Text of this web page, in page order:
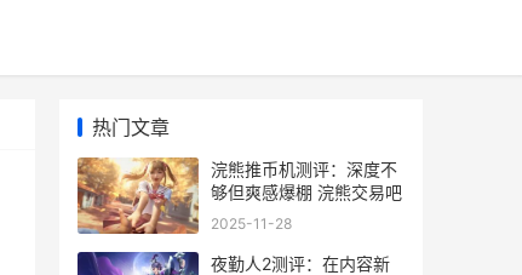
热门文章
浣熊推币机测评：深度不
够但爽感爆棚 浣熊交易吧
2025-11-28
夜勤人2测评：在内容新